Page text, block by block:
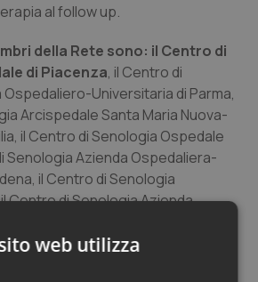
impianti
& Testa Collo
al follow up.
della Rete sono: il Centro di
di Piacenza, il Centro di
Universitaria di Parma,
Arcispedale Santa Maria Nuova-
il Centro di Senologia Ospedale
Senologia Azienda Ospedaliera-
il Centro di Senologia
Centro di Senologia Azienda
di Imola, il Centro di Senologia
Universitaria di Ferrara, il Centro
web utilizza